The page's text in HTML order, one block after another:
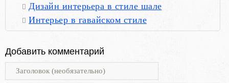
Дизайн интерьера в стиле шале
Интерьер в гавайском стиле
Добавить комментарий